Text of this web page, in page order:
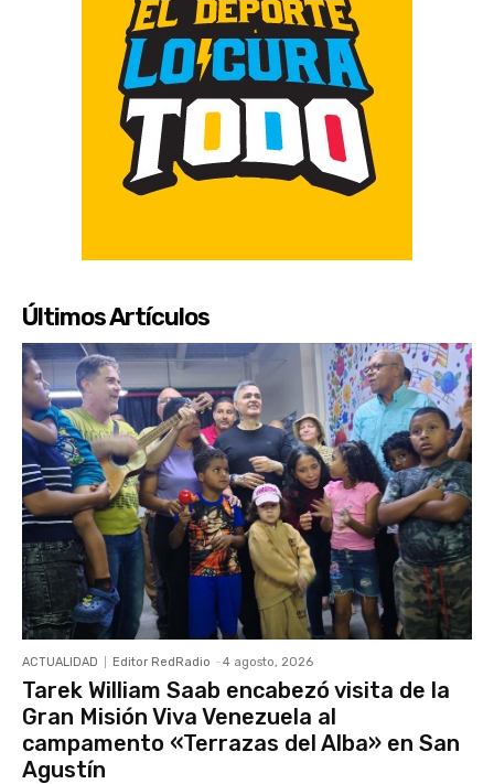
Últimos Artículos
ACTUALIDAD Editor RedRadio - 4 agosto, 2026
Tarek William Saab encabezó visita de la
Gran Misión Viva Venezuela al
campamento «Terrazas del Alba» en San
Agustín